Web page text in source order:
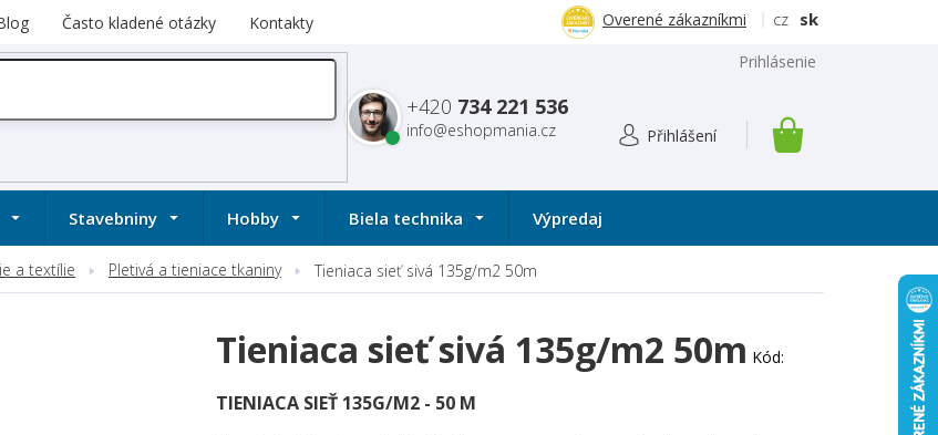
Často kladené otázky Kontakty Overené zákazníkmi cz sk
+420 734 221 536
info@eshopmania.cz
Prihlásenie
NÁKUPNÝ
Stavebniny Hobby Biela technika Výpredaj
a textílie Pletivá a tieniace tkaniny Tieniaca sieť sivá 135g/m2 50m
TIENIACA SIEŤ 135G/M2 - 50 M
Tieniaca sieť sivá 135g/m2 50m Kód: